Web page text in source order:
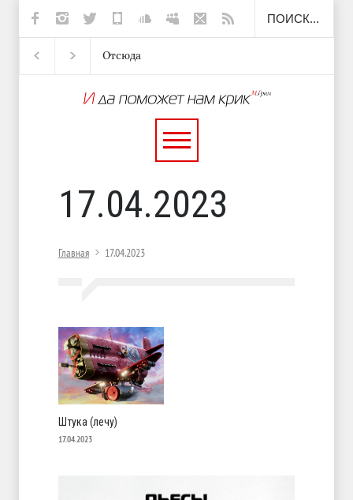
Отсюда
17.04.2023
Главная 17.04.2023
Штука (лечу)
17.04.2023